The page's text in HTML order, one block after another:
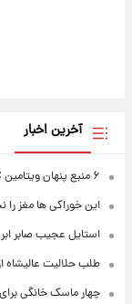
آخرین اخبار
۶ منبع پنهان ویتامین C
این خوراکی ها مغز
استایل عجیب صابر
طلب حلالیت عالیشاه
چهار ماسک خانگی